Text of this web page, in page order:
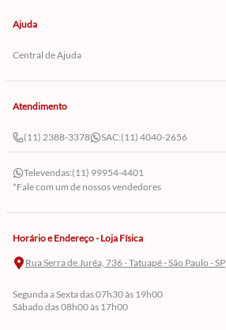
Ajuda
Central de Ajuda
Atendimento
(11) 2388-3378 SAC:(11) 4040-2656
Televendas:(11) 99954-4401
*Fale com um de nossos vendedores
Horário e Endereço - Loja Física
Rua Serra de Juréa, 736 - Tatuapé - São Paulo - SP
Segunda a Sexta das 07h30 às 19h00
Sábado das 08h00 às 17h00